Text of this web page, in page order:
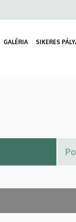
GALÉRIA
SIKERES